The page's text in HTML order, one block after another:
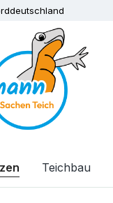
springen
Teichbau